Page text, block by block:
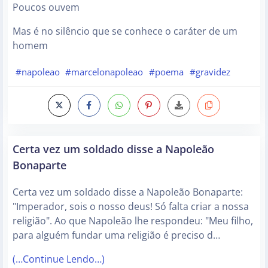
Poucos ouvem
Mas é no silêncio que se conhece o caráter de um
homem
#napoleao #marcelonapoleao #poema #gravidez
Certa vez um soldado disse a Napoleão
Bonaparte
Certa vez um soldado disse a Napoleão Bonaparte:
"Imperador, sois o nosso deus! Só falta criar a nossa
religião". Ao que Napoleão lhe respondeu: "Meu filho,
para alguém fundar uma religião é preciso d…
(…Continue Lendo…)